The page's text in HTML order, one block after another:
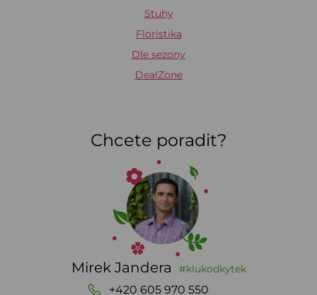
Stuhy
Floristika
Dle sezony
DealZone
Chcete poradit?
Mirek Jandera #klukodkytek
+420 605 970 550